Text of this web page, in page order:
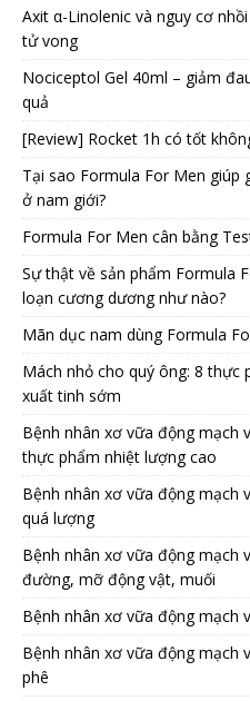
Axit α-Linolenic và nguy cơ
tử vong
Nociceptol Gel 40ml – giảm
quả
[Review] Rocket 1h có tốt
Tại sao Formula For Men giúp
ở nam giới?
Formula For Men cân bằng
Sự thật về sản phẩm Formula
loạn cương dương như nào?
Mãn dục nam dùng Formula
Mách nhỏ cho quý ông: 8 thực
xuất tinh sớm
Bệnh nhân xơ vữa động mạch
thực phẩm nhiệt lượng cao
Bệnh nhân xơ vữa động mạch
quá lượng
Bệnh nhân xơ vữa động mạch
đường, mỡ động vật, muối
Bệnh nhân xơ vữa động mạch
Bệnh nhân xơ vữa động mạch
phê